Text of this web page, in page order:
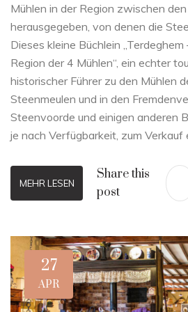
Mühlen in der Region zwischen
herausgegeben, von denen die
Dieses kleine Büchlein
Region der 4 Mühlen“, ein echter
historischer Führer zu den Mühlen
Steenmeulen und in den
Steenvoorde und einigen anderen
je nach Verfügbarkeit, zum Verkauf
MEHR LESEN
Share this
post
27
APR